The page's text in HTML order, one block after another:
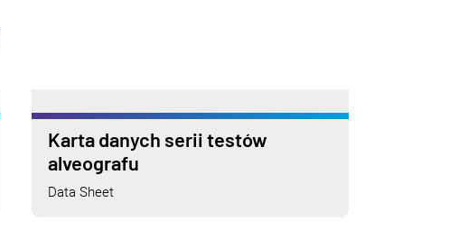
Karta danych serii testów
alveografu
Data Sheet